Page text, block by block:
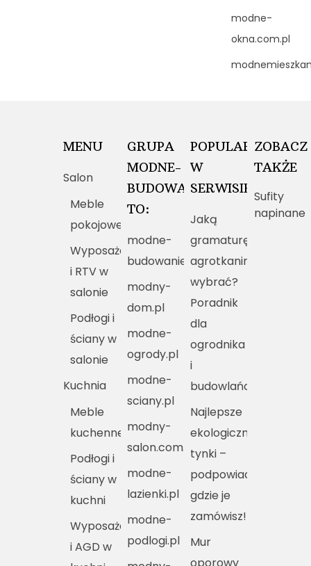
modne-
okna.com.pl
MENU
Salon
Meble
pokojowe
Wyposażenie
i RTV w
salonie
Podłogi i
ściany w
salonie
Kuchnia
Meble
kuchenne
Podłogi i
ściany w
kuchni
Wyposażenie
i AGD w
GRUPA
MODNE-
BUDOWANIE.PL
TO:
modne-
budowanie.pl
modny-
dom.pl
modne-
ogrody.pl
modne-
sciany.pl
modny-
salon.com.pl
modne-
lazienki.pl
modne-
podlogi.pl
POPULARNE
W
SERWISIE
Jaką
gramaturę
agrotkaniny
wybrać?
Poradnik
dla
ogrodnika
i
budowlańca
Najlepsze
ekologiczne
tynki –
podpowiadamy,
gdzie je
zamówisz!
Mur
ZOBACZ
TAKŻE
Sufity
napinane